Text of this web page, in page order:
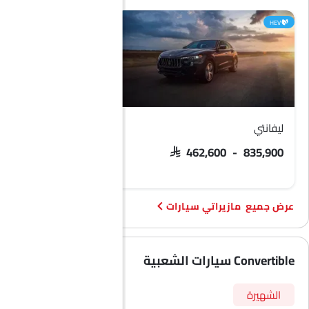
HEV
ليفانتي
SAR 462,600 - 835,900
مازيراتي سيارات
Convertible سيارات الشعبية
الشهيرة